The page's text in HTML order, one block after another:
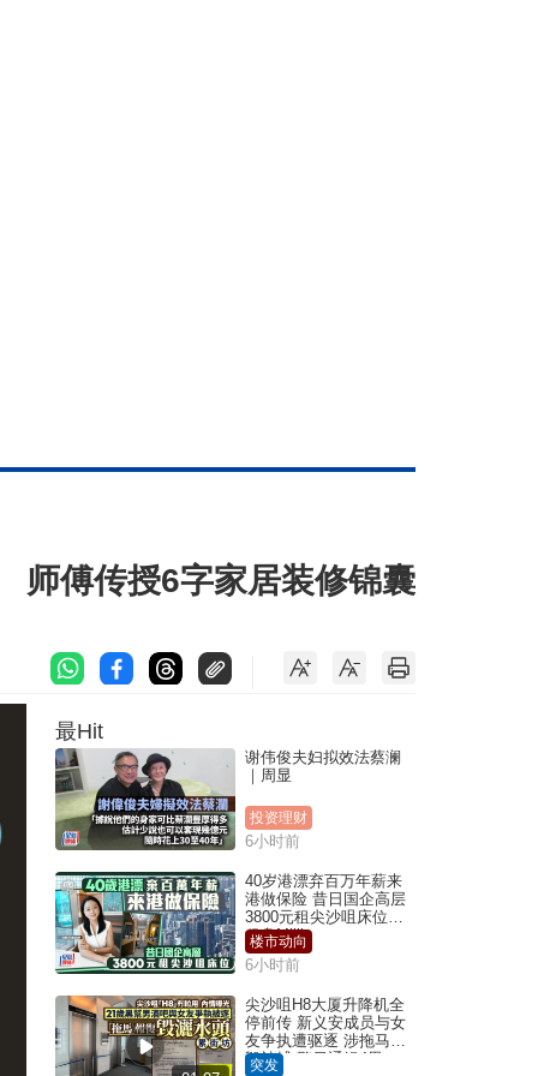
师傅传授6字家居装修锦囊
最Hit
谢伟俊夫妇拟效法蔡澜
｜周显
投资理财
6小时前
40岁港漂弃百万年薪来
港做保险 昔日国企高层
3800元租尖沙咀床位｜
租盘Million
楼市动向
6小时前
尖沙咀H8大厦升降机全
停前传 新义安成员与女
友争执遭驱逐 涉拖马刑
毁被捕 警另通缉4男
突发